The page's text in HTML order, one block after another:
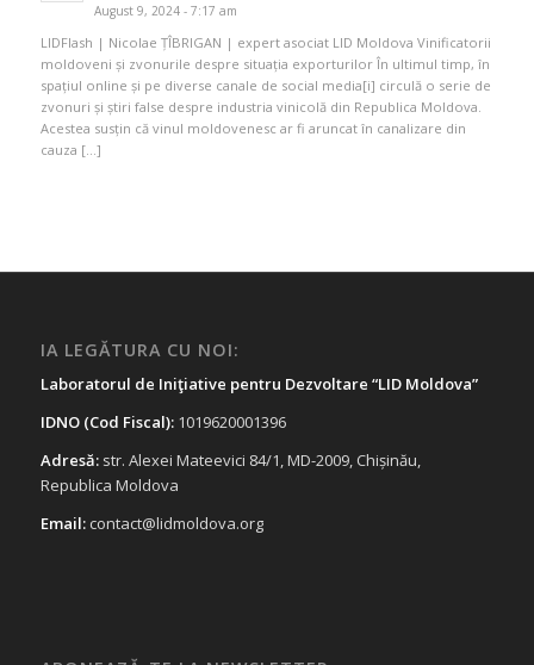
August 9, 2024 - 7:17 am
LIDFlash | Nicolae ȚÎBRIGAN | expert asociat LID Moldova Vinificatorii
moldoveni și zvonurile despre situația exporturilor În ultimul timp, în
spațiul online și pe diverse canale de social media[i] circulă o serie de
zvonuri și știri false despre industria vinicolă din Republica Moldova.
Acestea susțin că vinul moldovenesc ar fi aruncat în canalizare din
cauza […]
IA LEGĂTURA CU NOI:
Laboratorul de Iniţiative pentru Dezvoltare “LID Moldova”
IDNO (Cod Fiscal):1019620001396
Adresă:str. Alexei Mateevici 84/1, MD-2009, Chișinău,
Republica Moldova
Email: contact@lidmoldova.org